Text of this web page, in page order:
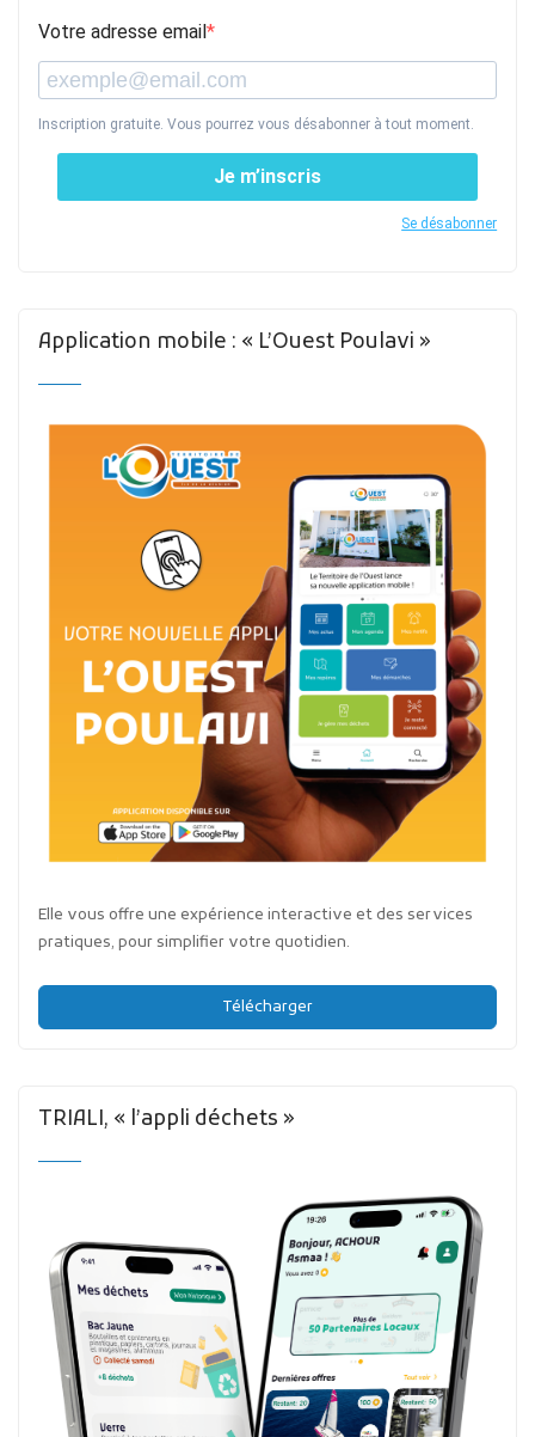
Votre adresse email
Inscription gratuite. Vous pourrez vous désabonner à tout moment.
Je m’inscris
Se désabonner
Application mobile : « L’Ouest Poulavi »
Elle vous offre une expérience interactive et des services
pratiques, pour simplifier votre quotidien.
Télécharger
TRIALI, « l’appli déchets »